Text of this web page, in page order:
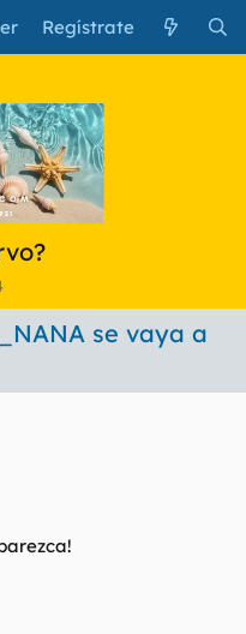
Regístrate
se vaya a